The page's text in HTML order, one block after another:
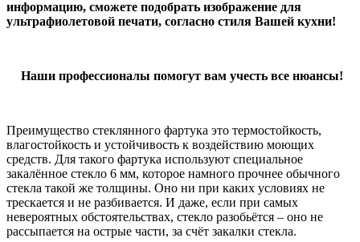
информацию, сможете подобрать изображение для
ультрафиолетовой печати, согласно стиля Вашей кухни!
Наши профессионалы помогут вам учесть все нюансы!
Преимущество стеклянного фартука это термостойкость,
влагостойкость и устойчивость к воздействию моющих
средств. Для такого фартука используют специальное
закалённое стекло 6 мм, которое намного прочнее обычного
стекла такой же толщины. Оно ни при каких условиях не
трескается и не разбивается. И даже, если при самых
невероятных обстоятельствах, стекло разобьётся – оно не
рассыпается на острые части, за счёт закалки стекла.